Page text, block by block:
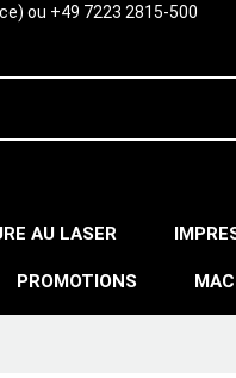
ou +49 7223 2815-500
AU LASER
PROMOTIONS